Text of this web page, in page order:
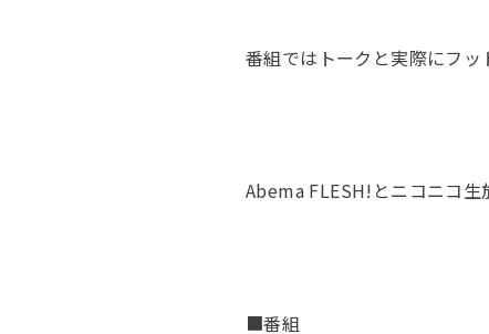
番組ではトークと実際にフッ
Abema FLESH!とニコニコ生
■番組